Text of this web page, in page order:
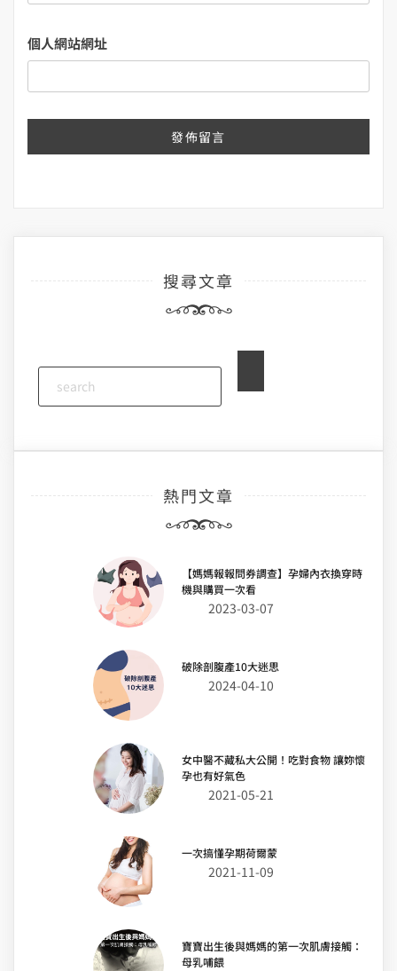
個人網站網址
搜尋文章
熱門文章
【媽媽報報問券調查】孕婦內衣換穿時
機與購買一次看
2023-03-07
破除剖腹產10大迷思
2024-04-10
女中醫不藏私大公開！吃對食物 讓妳懷
孕也有好氣色
2021-05-21
一次搞懂孕期荷爾蒙
2021-11-09
寶寶出生後與媽媽的第一次肌膚接觸：
母乳哺餵